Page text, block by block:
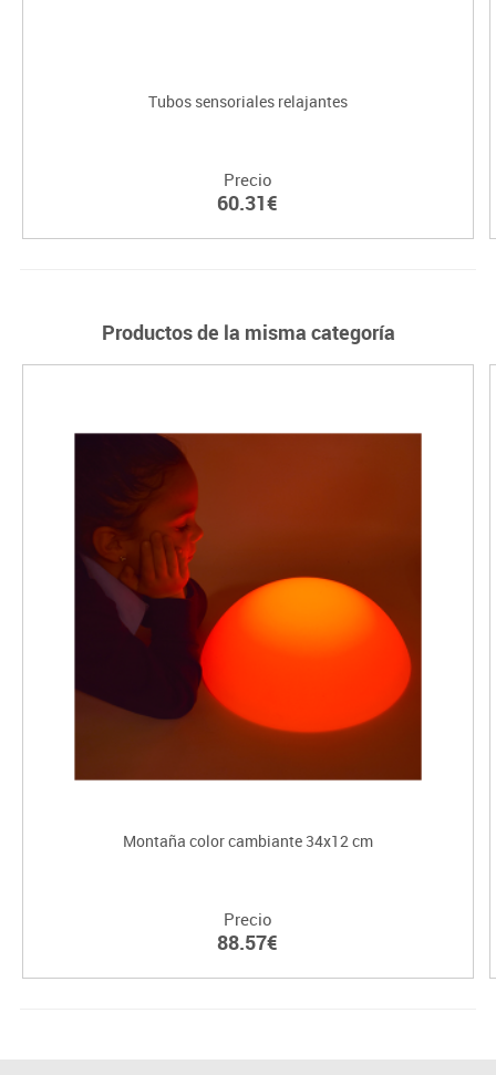
Tubos sensoriales relajantes
Precio
60.31€
Productos de la misma categoría
Montaña color cambiante 34x12 cm
Precio
88.57€